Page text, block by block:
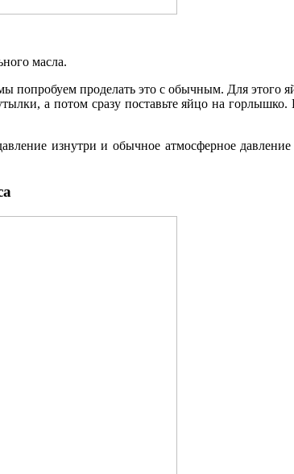
масла.
проделать это с обычным. Для этого
а потом сразу поставьте яйцо на горлышко.
изнутри и обычное атмосферное